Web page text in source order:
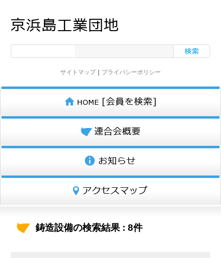
サイトマップ｜ プライバシーポリシー
鋳造設備の検索結果 : 8件